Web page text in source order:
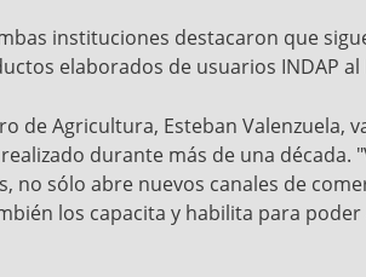
instituciones destacaron que
elaborados de usuarios INDAP
de Agricultura, Esteban
durante más de una
no sólo abre nuevos canales de
los capacita y habilita para